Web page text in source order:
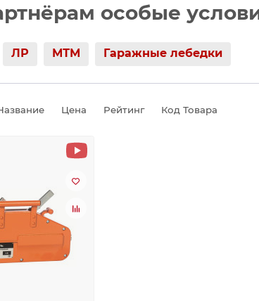
особые
ЛР МТМ Гаражные лебедки
Цена Рейтинг Код Товара